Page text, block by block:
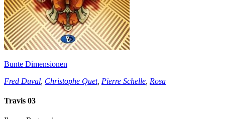
Bunte Dimensionen
Fred Duval Christophe Quet, Pierre Schelle Rosa
Travis 03